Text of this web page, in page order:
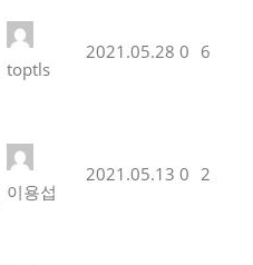
toptls
2021.05.28 0 6
이용섭
2021.05.13 0 2